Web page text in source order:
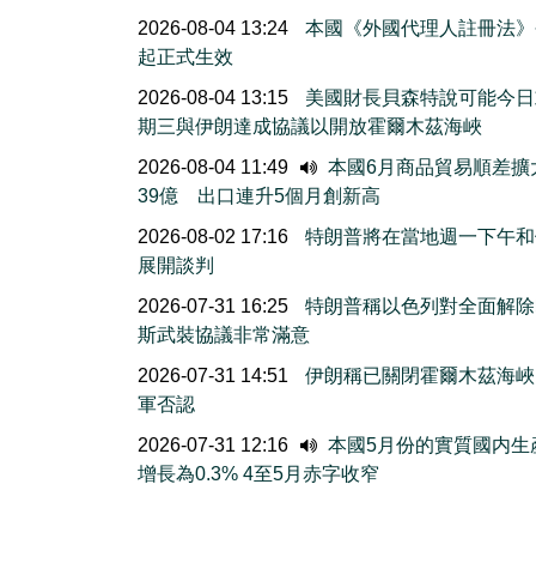
2026-08-04 13:24
本國《外國代理人註冊法
起正式生效
2026-08-04 13:15
美國財長貝森特說可能今
期三與伊朗達成協議以開放霍爾木茲海峽
2026-08-04 11:49
本國6月商品貿易順差擴
39億 出口連升5個月創新高
2026-08-02 17:16
特朗普將在當地週一下午
展開談判
2026-07-31 16:25
特朗普稱以色列對全面解
斯武裝協議非常滿意
2026-07-31 14:51
伊朗稱已關閉霍爾木茲海
軍否認
2026-07-31 12:16
本國5月份的實質國内生
增長為0.3% 4至5月赤字收窄